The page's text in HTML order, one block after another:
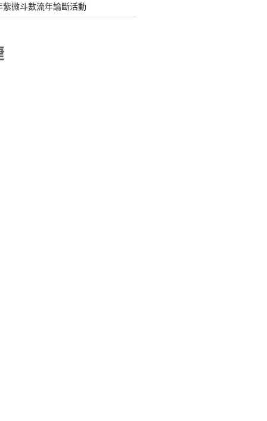
微斗數流年論斷活動